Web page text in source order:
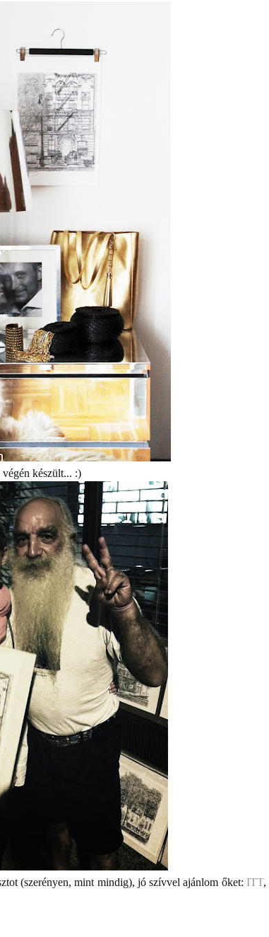
végén készült... :)
(szerényen, mint mindig), jó szívvel ajánlom őket: ITT,